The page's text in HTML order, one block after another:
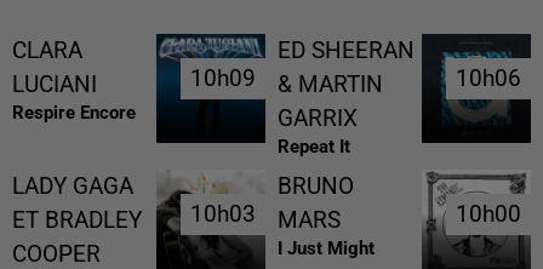
CLARA
LUCIANI
Respire Encore
10h09
10h09
ED SHEERAN
& MARTIN
GARRIX
Repeat It
10h06
10h06
LADY GAGA
ET BRADLEY
COOPER
10h03
10h03
BRUNO
MARS
I Just Might
10h00
10h00